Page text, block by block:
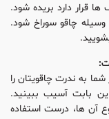
قرار دارد بریده شود.
چاقو سوراخ شود.
به ندرت چاقویتان را
بابت آسیب ببینید.
آن ها، درست استفاده